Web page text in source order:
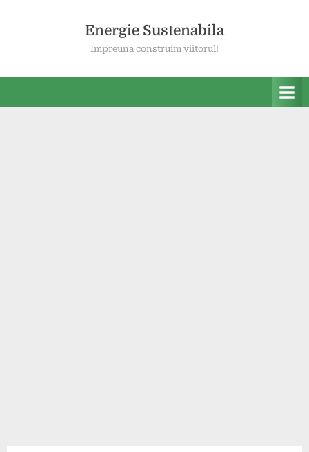
Energie Sustenabila
Impreuna construim viitorul!